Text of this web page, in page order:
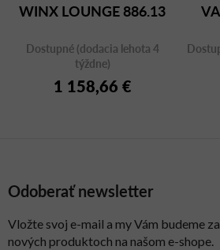
WINX LOUNGE 886.13
Dostupné (dodacia lehota 4
týždne)
1 158,66 €
Odoberať newsletter
Vložte svoj e-mail a my Vám budeme
nových produktoch na našom e-shope.